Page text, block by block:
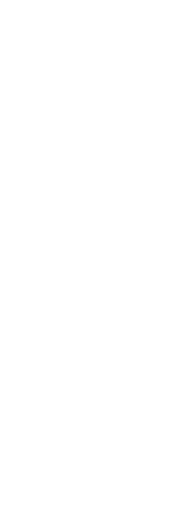
ИЗ МАСТИКИ
РИСУНКАМИ